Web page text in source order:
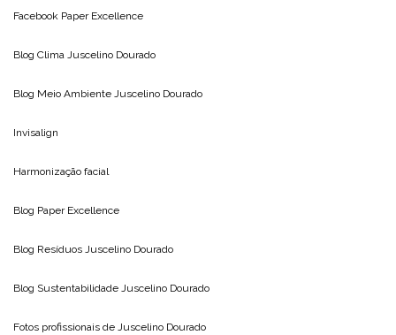
Facebook Paper Excellence
Blog Clima Juscelino Dourado
Blog Meio Ambiente Juscelino Dourado
Invisalign
Harmonização facial
Blog Paper Excellence
Blog Resíduos Juscelino Dourado
Blog Sustentabilidade Juscelino Dourado
Fotos profissionais de Juscelino Dourado